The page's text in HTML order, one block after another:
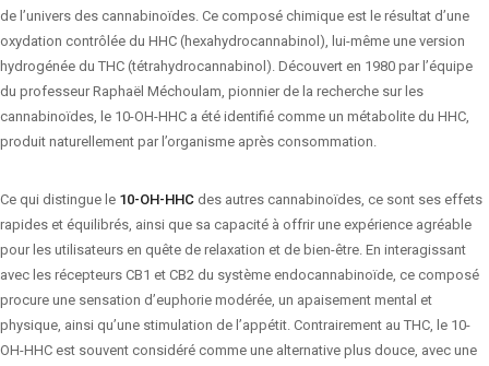
de l’univers des cannabinoïdes. Ce composé chimique est le résultat d’une
oxydation contrôlée du HHC (hexahydrocannabinol), lui-même une version
hydrogénée du THC (tétrahydrocannabinol). Découvert en 1980 par l’équipe
du professeur Raphaël Méchoulam, pionnier de la recherche sur les
cannabinoïdes, le 10-OH-HHC a été identifié comme un métabolite du HHC,
produit naturellement par l’organisme après consommation.
Ce qui distingue le 10-OH-HHC des autres cannabinoïdes, ce sont ses effets
rapides et équilibrés, ainsi que sa capacité à offrir une expérience agréable
pour les utilisateurs en quête de relaxation et de bien-être. En interagissant
avec les récepteurs CB1 et CB2 du système endocannabinoïde, ce composé
procure une sensation d’euphorie modérée, un apaisement mental et
physique, ainsi qu’une stimulation de l’appétit. Contrairement au THC, le 10-
OH-HHC est souvent considéré comme une alternative plus douce, avec une